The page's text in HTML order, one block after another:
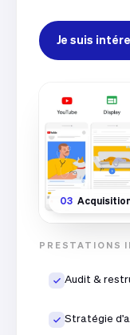
Je suis
03
PRESTATIONS
Audit &
Stratégie